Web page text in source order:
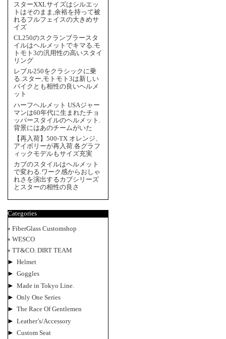
スターXXLサイズはシルエッ
トはそのまま,余裕を持って被
れるフルフェイスの大きめサ
イズ
CL250のスクランブラースタ
イルはヘルメットでキマる.モ
トモト3の汎用性の高いスタイ
リング
レブル250をクラシックに乗
る.スター,モトモト3は新しい
バイクとも相性の良いヘルメ
ット
ハーフヘルメット USAジャー
マンは60年代に生まれたチョ
ッパースタイルのヘルメット.
背景にはあのチームがいた
【再入荷】500-TX オレンジ、
アイボリーが再入荷.各グラフ
ィックモデルもサイズ充実
カブのスタイルはヘルメット
で変わる.ワーク感からおしゃ
れさを演出するカブシリーズ
とスターの相性の良さ
Categories
FiberGlass Customshop
WESCO
TT&CO. DIRT TEAM
► Helmet
► Goggles
► Made in Tokyo Line.
► Only One Series
► The Race Of Gentlemen
► Leather’s/Accessory
► Custom Seat